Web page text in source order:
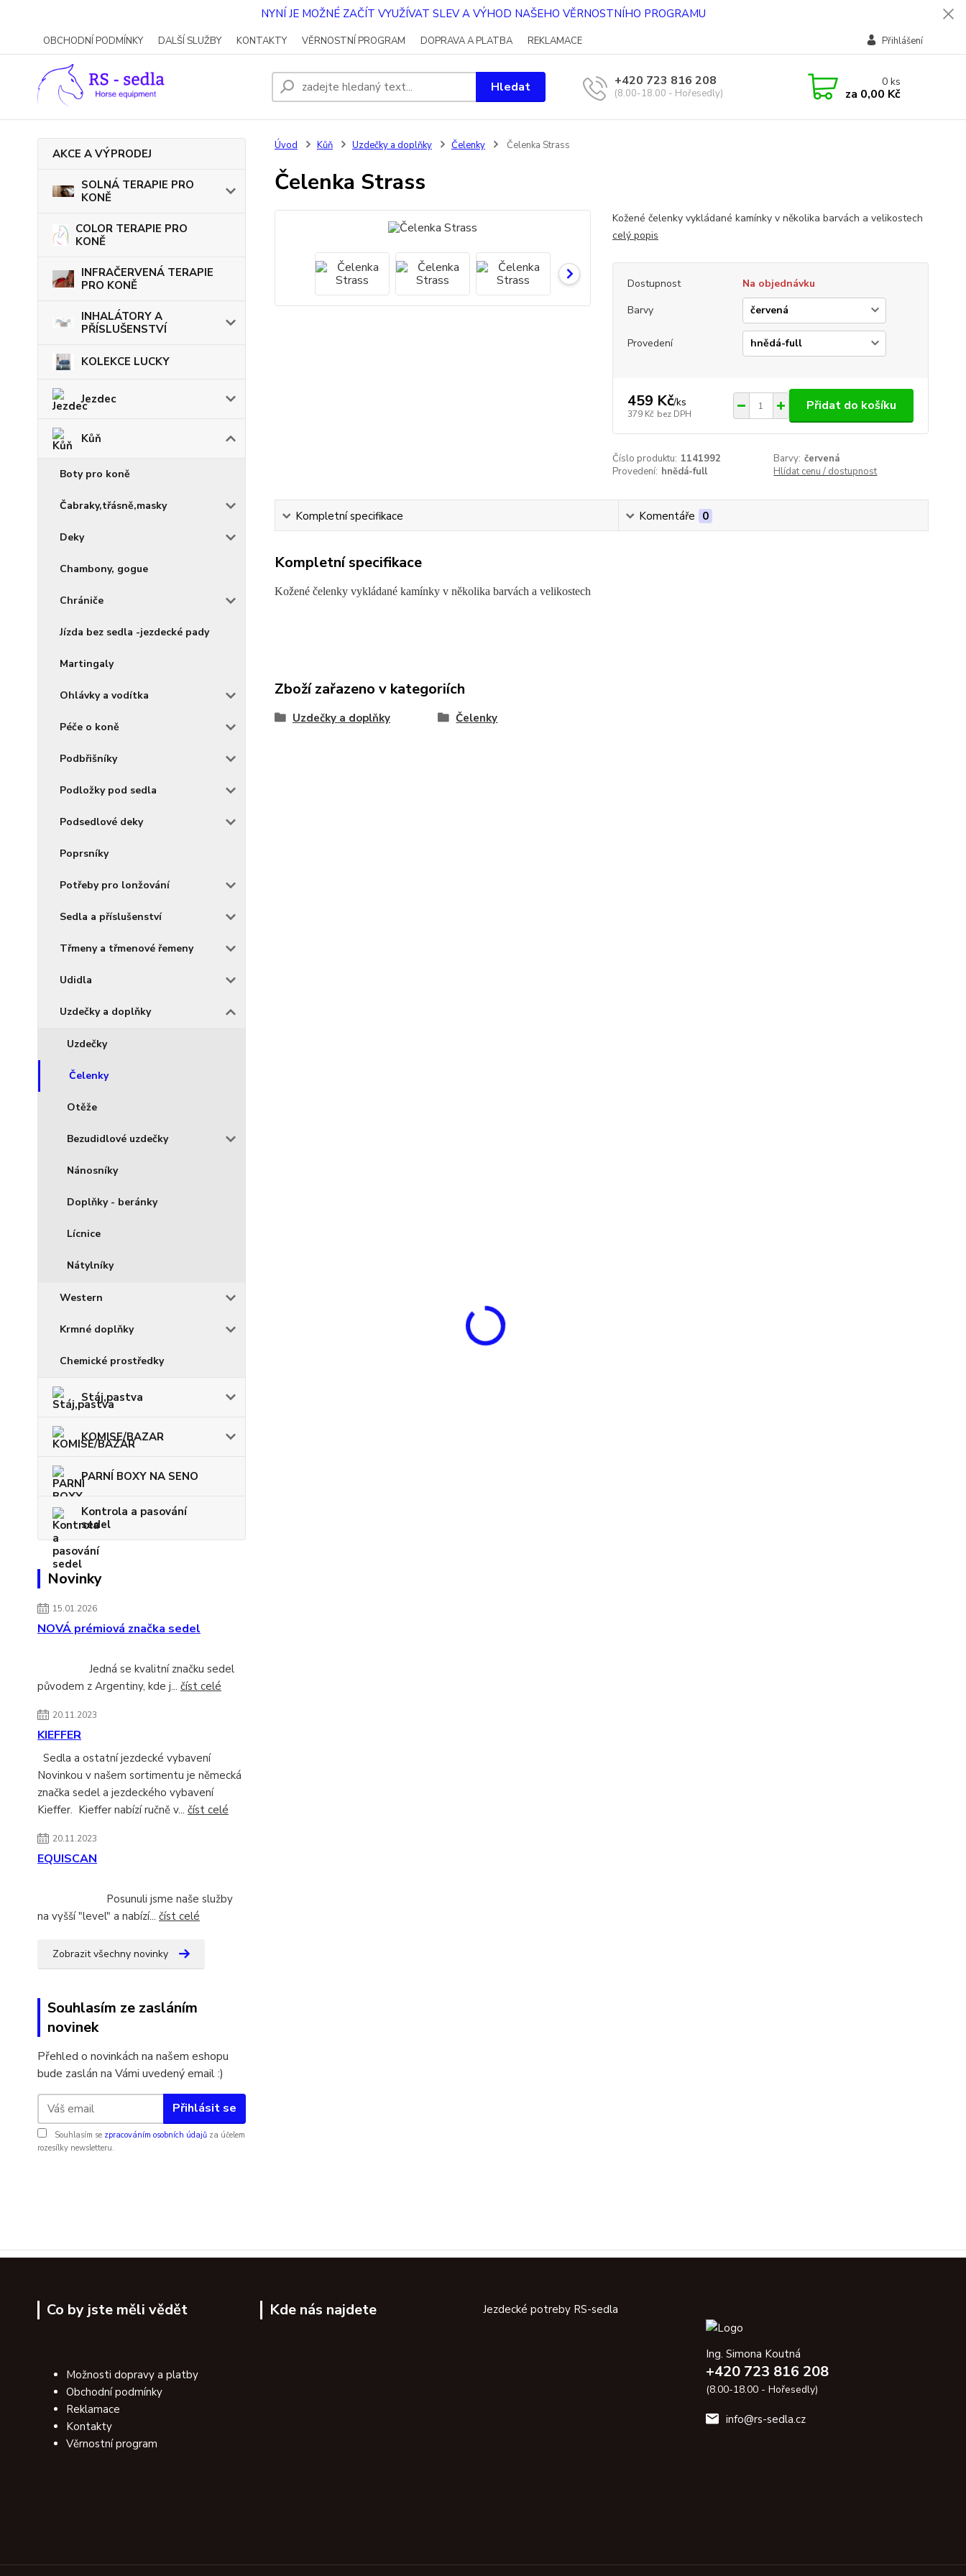
NYNÍ JE MOŽNÉ ZAČÍT VYUŽÍVAT SLEV A VÝHOD NAŠEHO VĚRNOSTNÍHO PROGRAMU
OBCHODNÍ PODMÍNKY DALŠÍ SLUŽBY KONTAKTY VĚRNOSTNÍ PROGRAM DOPRAVA A PLATBA REKLAMACE Přihlášení
Hledat +420 723 816 208
(8.00-18.00 - Hořesedly)
0ks
za 0,00 Kč
AKCE A VÝPRODEJ
SOLNÁ TERAPIE PRO
KONĚ
COLOR TERAPIE PRO
KONĚ
INFRAČERVENÁ TERAPIE
PRO KONĚ
INHALÁTORY A
PŘÍSLUŠENSTVÍ
KOLEKCE LUCKY
Jezdec
Kůň
Boty pro koně
Čabraky,třásně,masky
Deky
Chambony, gogue
Chrániče
Jízda bez sedla -jezdecké pady
Martingaly
Ohlávky a vodítka
Péče o koně
Podbřišníky
Podložky pod sedla
Podsedlové deky
Poprsníky
Potřeby pro lonžování
Sedla a příslušenství
Třmeny a třmenové řemeny
Udidla
Uzdečky a doplňky
Uzdečky
Čelenky
Otěže
Bezudidlové uzdečky
Nánosníky
Doplňky - beránky
Lícnice
Nátylníky
Western
Krmné doplňky
Chemické prostředky
Stáj,pastva
KOMISE/BAZAR
PARNÍ BOXY NA SENO
Kontrola a pasování
sedel
Novinky
15.01.2026
NOVÁ prémiová značka sedel
Jedná se kvalitní značku sedel
původem z Argentiny, kde j... číst celé
20.11.2023
KIEFFER
Sedla a ostatní jezdecké vybavení
Novinkou v našem sortimentu je německá
značka sedel a jezdeckého vybavení
Kieffer. Kieffer nabízí ručně v... číst celé
20.11.2023
EQUISCAN
Posunuli jsme naše služby
na vyšší "level" a nabízí... číst celé
Zobrazit všechny novinky
Souhlasím ze zasláním
novinek
Přehled o novinkách na našem eshopu
bude zaslán na Vámi uvedený email :)
Přihlásit se
Souhlasím se zpracováním osobních údajů za účelem
rozesílky newsletteru.
Úvod Kůň Uzdečky a doplňky Čelenky Čelenka Strass
Čelenka Strass
Kožené čelenky vykládané kamínky v několika barvách a velikostech
celý popis
Dostupnost
Na objednávku
Barvy
Provedení
459 Kč/ks
379 Kč bez DPH
Přidat do košíku
Číslo produktu: 1141992 Barvy: červená
Provedení: hnědá-full Hlídat cenu / dostupnost
Kompletní specifikace Komentáře 0
Kompletní specifikace
Kožené čelenky vykládané kamínky v několika barvách a velikostech
Zboží zařazeno v kategoriích
Uzdečky a doplňky Čelenky
Co by jste měli vědět
Možnosti dopravy a platby
Obchodní podmínky
Reklamace
Kontakty
Věrnostní program
Kde nás najdete Jezdecké potreby RS-sedla
Ing. Simona Koutná
+420 723 816 208
(8.00-18.00 - Hořesedly)
info@rs-sedla.cz